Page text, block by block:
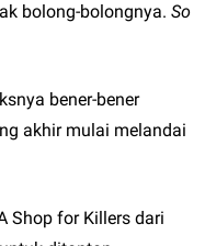
bolong-bolongnya. So
bener-bener
akhir mulai melandai
Shop for Killers dari